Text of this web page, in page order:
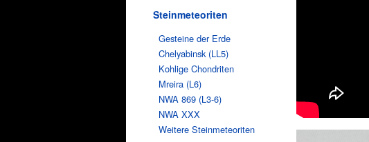
Steinmeteoriten
Gesteine der Erde
Chelyabinsk (LL5)
Kohlige Chondriten
Mreira (L6)
NWA 869 (L3-6)
NWA XXX
Weitere Steinmeteoriten